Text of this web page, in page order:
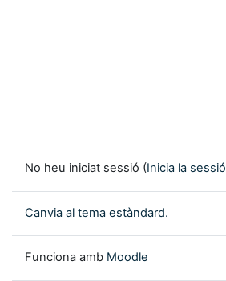
No heu iniciat sessió (Inicia la sessió
Canvia al tema estàndard.
Funciona amb Moodle